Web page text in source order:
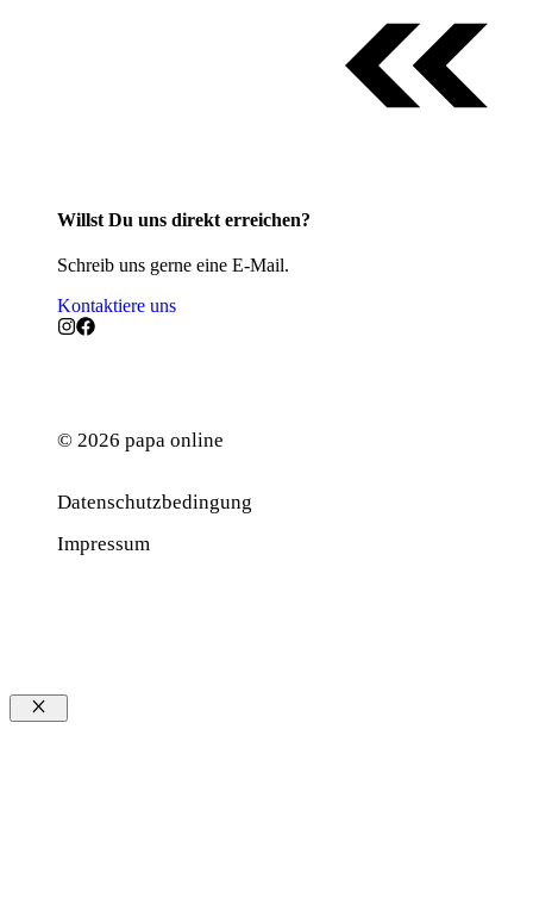
Willst Du uns direkt erreichen?
Schreib uns gerne eine E-Mail.
Kontaktiere uns
© 2026 papa online
Datenschutzbedingung
Impressum
Schließen